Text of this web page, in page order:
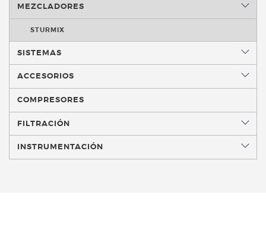
MEZCLADORES
STURMIX
SISTEMAS
ACCESORIOS
COMPRESORES
FILTRACIÓN
INSTRUMENTACIÓN